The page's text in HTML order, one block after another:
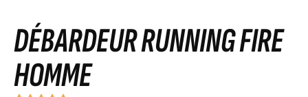
DÉBARDEUR RUNNING FIRE
HOMME